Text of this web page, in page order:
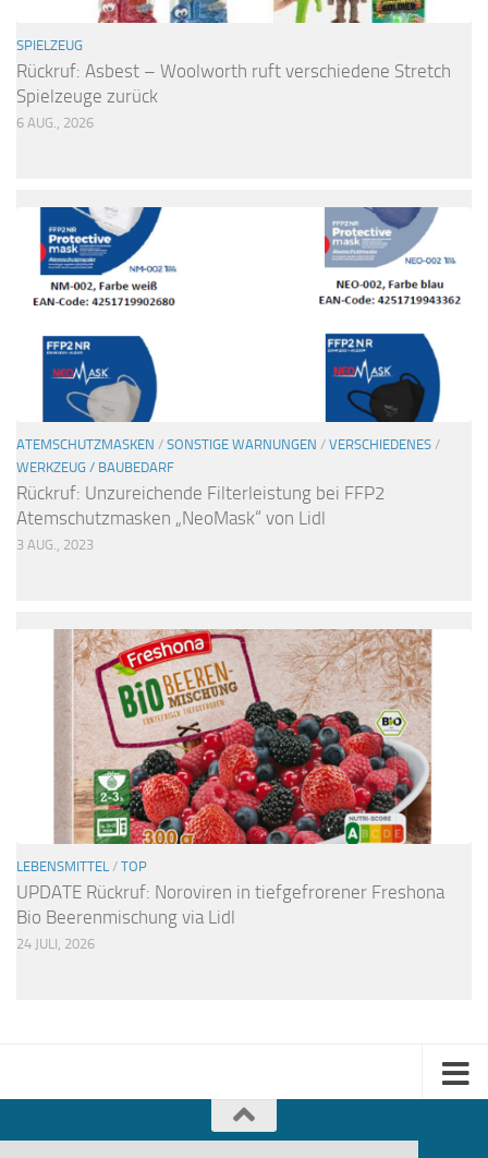
SPIELZEUG
Rückruf: Asbest – Woolworth ruft verschiedene Stretch
Spielzeuge zurück
6 AUG., 2026
ATEMSCHUTZMASKEN / SONSTIGE WARNUNGEN / VERSCHIEDENES /
WERKZEUG / BAUBEDARF
Rückruf: Unzureichende Filterleistung bei FFP2
Atemschutzmasken „NeoMask“ von Lidl
3 AUG., 2023
LEBENSMITTEL / TOP
UPDATE Rückruf: Noroviren in tiefgefrorener Freshona
Bio Beerenmischung via Lidl
24 JULI, 2026